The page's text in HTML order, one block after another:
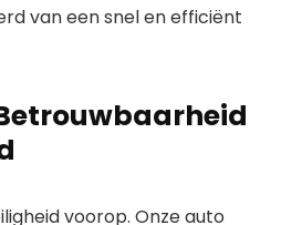
van een snel en efficiënt
voorop. Onze auto